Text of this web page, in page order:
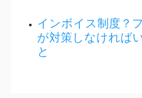
インボイス制度？
が対策しなければ
と